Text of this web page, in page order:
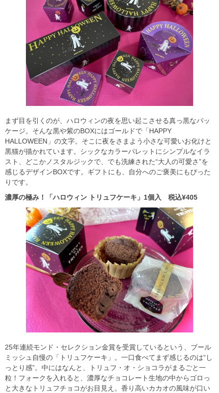
まず目を引くのが、ハロウィンの夜を思い起こさせる真っ黒なパッ
ケージ。そんな黒や紫のBOXにはゴールドで「HAPPY
HALLOWEEN」の文字。そこに夜をさまよう小さな可愛いお化けと
黒猫が描かれています。シックなカラーパレットにシンプルなイラ
スト、どこかノスタルジックで、でも洗練された“大人の可愛さ”を
感じるデザインBOXです。ギフトにも、自分へのご褒美にもぴった
りです。
濃厚の極み！「ハロウィン トリュフケーキ」1個入 税込¥405
25年連続モンド・セレクション金賞を受賞しているという、ブール
ミッシュ自慢の「トリュフケーキ」。一口食べてまず感じるのは“し
っとり感”。中にはなんと、トリュフ・オ・ショコラがまるごと一
粒！フォークを入れると、濃厚なチョコレート生地の中からゴロっ
と大きなトリュフチョコがお目見え。香り高いカカオの風味が口い